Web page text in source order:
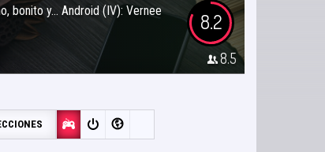
bonito y… Android (IV): Vernee
8.2
8.5